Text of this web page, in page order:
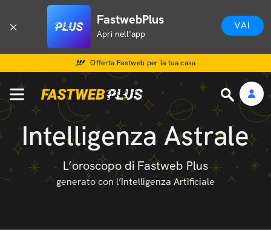
FastwebPlus
Apri nell'app
VAI
Offerta Fastweb per la tua casa
Intelligenza Astrale
L’oroscopo di Fastweb Plus
generato con l’Intelligenza Artificiale